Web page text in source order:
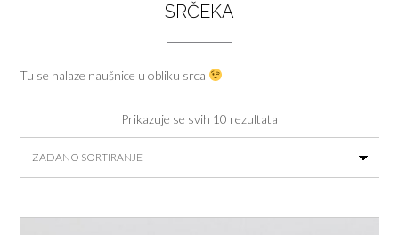
SRČEKA
Tu se nalaze naušnice u obliku srca
Prikazuje se svih 10 rezultata